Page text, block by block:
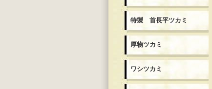
特製 首長平ツカミ
厚物ツカミ
ワシツカミ